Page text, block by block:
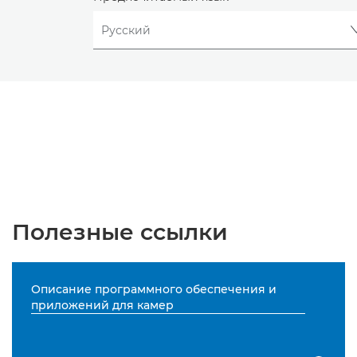
Полезные ссылки
Описание программного обеспечения и
приложений для камер